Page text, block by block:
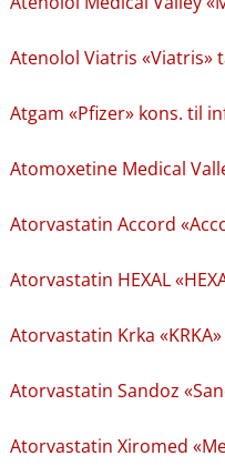
Atenolol Viatris «Viatris»
Atgam «Pfizer» kons. til
Atomoxetine Medical
Atorvastatin Accord
Atorvastatin HEXAL
Atorvastatin Krka
Atorvastatin Sandoz
Atorvastatin Xiromed